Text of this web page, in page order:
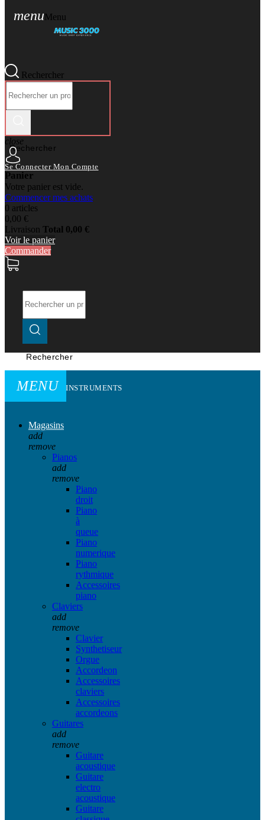
menuMenu
Rechercher
Rechercher
close
Se Connecter Mon Compte
Panier
Votre panier est vide.
Commencer mes achats
0 articles
0,00 €
Livraison Total 0,00 €
Voir le panier
Commander
Rechercher
MENU INSTRUMENTS
Magasins
add
remove
Pianos
add
remove
Piano
droit
Piano
à
queue
Piano
numerique
Piano
rythmique
Accessoires
piano
Claviers
add
remove
Clavier
Synthetiseur
Orgue
Accordeon
Accessoires
claviers
Accessoires
accordeons
Guitares
add
remove
Guitare
acoustique
Guitare
electro
acoustique
Guitare